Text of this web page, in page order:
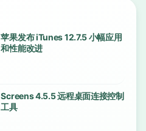
苹果发布 iTunes 12.7.5 小幅应用
和性能改进
Screens 4.5.5 远程桌面连接控制
工具